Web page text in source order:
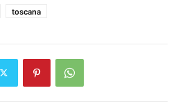
toscana